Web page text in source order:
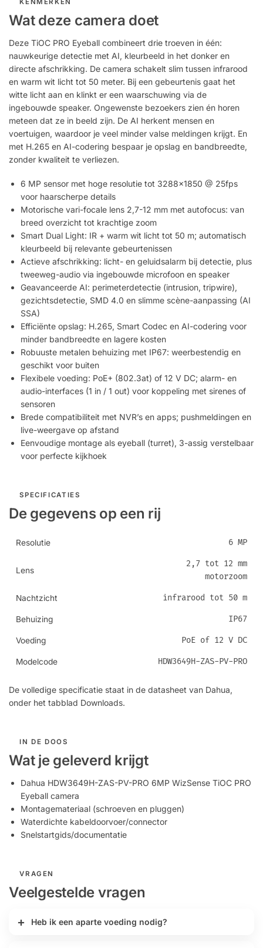
Wat deze camera doet
Deze TiOC PRO Eyeball combineert drie troeven in één:
nauwkeurige detectie met AI, kleurbeeld in het donker en
directe afschrikking. De camera schakelt slim tussen infrarood
en warm wit licht tot 50 meter. Bij een gebeurtenis gaat het
witte licht aan en klinkt er een waarschuwing via de
ingebouwde speaker. Ongewenste bezoekers zien én horen
meteen dat ze in beeld zijn. De AI herkent mensen en
voertuigen, waardoor je veel minder valse meldingen krijgt. En
met H.265 en AI-codering bespaar je opslag en bandbreedte,
zonder kwaliteit te verliezen.
6 MP sensor met hoge resolutie tot 3288×1850 @ 25fps
voor haarscherpe details
Motorische vari-focale lens 2,7-12 mm met autofocus: van
breed overzicht tot krachtige zoom
Smart Dual Light: IR + warm wit licht tot 50 m; automatisch
kleurbeeld bij relevante gebeurtenissen
Actieve afschrikking: licht- en geluidsalarm bij detectie, plus
tweeweg-audio via ingebouwde microfoon en speaker
Geavanceerde AI: perimeterdetectie (intrusion, tripwire),
gezichtsdetectie, SMD 4.0 en slimme scène-aanpassing (AI
SSA)
Efficiënte opslag: H.265, Smart Codec en AI-codering voor
minder bandbreedte en lagere kosten
Robuuste metalen behuizing met IP67: weerbestendig en
geschikt voor buiten
Flexibele voeding: PoE+ (802.3at) of 12 V DC; alarm- en
audio-interfaces (1 in / 1 out) voor koppeling met sirenes of
sensoren
Brede compatibiliteit met NVR’s en apps; pushmeldingen en
live-weergave op afstand
Eenvoudige montage als eyeball (turret), 3-assig verstelbaar
voor perfecte kijkhoek
SPECIFICATIES
De gegevens op een rij
Resolutie 6 MP
Lens
2,7 tot 12 mm
motorzoom
Nachtzicht infrarood tot 50 m
Behuizing IP67
Voeding PoE of 12 V DC
Modelcode HDW3649H-ZAS-PV-PRO
De volledige specificatie staat in de datasheet van Dahua,
onder het tabblad Downloads.
IN DE DOOS
Wat je geleverd krijgt
Dahua HDW3649H-ZAS-PV-PRO 6MP WizSense TiOC PRO
Eyeball camera
Montagemateriaal (schroeven en pluggen)
Waterdichte kabeldoorvoer/connector
Snelstartgids/documentatie
VRAGEN
Veelgestelde vragen
Heb ik een aparte voeding nodig?